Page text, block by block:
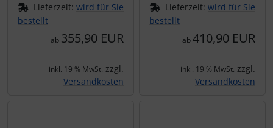
Lieferzeit: wird für Sie
bestellt
ab 355,90 EUR
inkl. 19 % MwSt. zzgl.
Versandkosten
Lieferzeit: wird für Sie
bestellt
ab410,90 EUR
inkl. 19 % MwSt. zzgl.
Versandkosten